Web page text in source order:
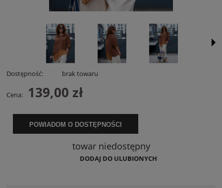
Dostępność: brak towaru
Cena: 139,00 zł
POWIADOM O DOSTĘPNOŚCI
towar niedostępny
DODAJ DO ULUBIONYCH